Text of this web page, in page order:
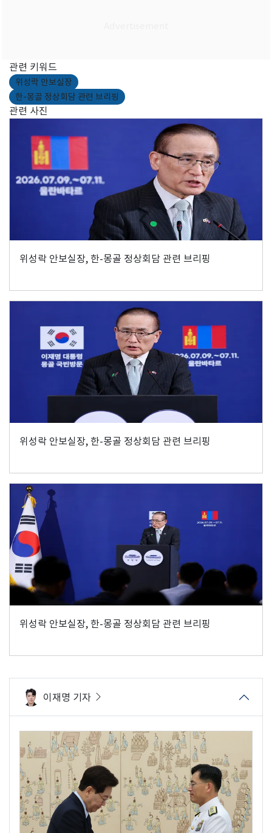
관련 키워드
위성락 안보실장
한-몽골 정상회담 관련 브리핑
관련 사진
위성락 안보실장, 한-몽골 정상회담 관련 브리핑
위성락 안보실장, 한-몽골 정상회담 관련 브리핑
위성락 안보실장, 한-몽골 정상회담 관련 브리핑
이재명 기자